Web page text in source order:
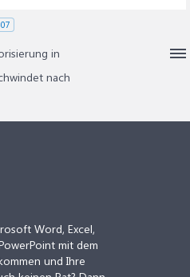
in
nach
Word, Excel,
mit dem
und Ihre